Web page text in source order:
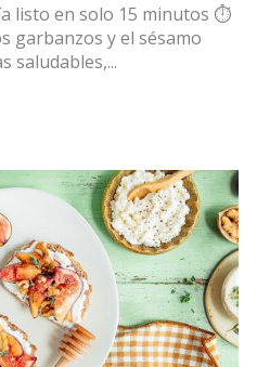
listo en solo 15 minutos ⏱
garbanzos y el sésamo
saludables,...